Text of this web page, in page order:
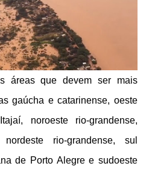
áreas que devem ser mais
gaúcha e catarinense, oeste
noroeste rio-grandense,
rio-grandense, sul
de Porto Alegre e sudoeste